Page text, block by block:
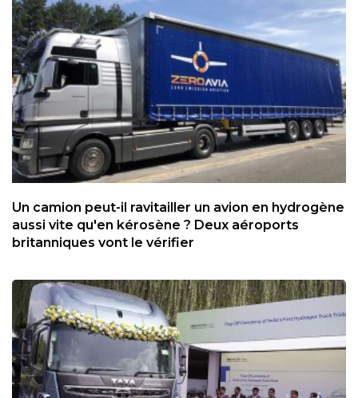
Un camion peut-il ravitailler un avion en hydrogène
aussi vite qu'en kérosène ? Deux aéroports
britanniques vont le vérifier